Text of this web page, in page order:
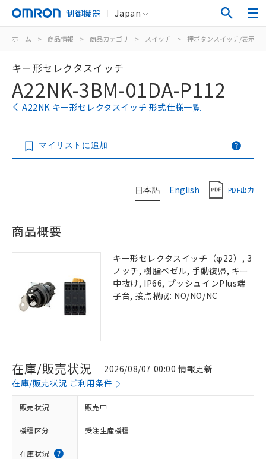
制御機器 Japan
ホーム > 商品情報 > 商品カテゴリ > スイッチ > 押ボタンスイッチ/表示灯
キー形セレクタスイッチ
A22NK-3BM-01DA-P112
A22NK キー形セレクタスイッチ 形式仕様一覧
マイリストに追加
日本語 English PDF出力
商品概要
キー形セレクタスイッチ（φ22）, 3
ノッチ, 樹脂ベゼル, 手動復帰, キー
中抜け, IP66, プッシュインPlus端
子台, 接点構成: NO/NO/NC
在庫/販売状況
2026/08/07 00:00 情報更新
在庫/販売状況 ご利用条件
販売状況 販売中
機種区分 受注生産機種
在庫状況